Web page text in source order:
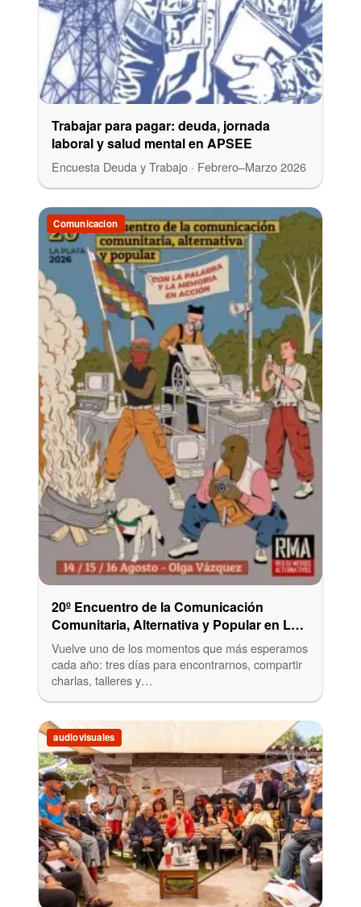
Trabajar para pagar: deuda, jornada
laboral y salud mental en APSEE
Encuesta Deuda y Trabajo · Febrero–Marzo 2026
Comunicacion
20º Encuentro de la Comunicación
Comunitaria, Alternativa y Popular en La
Plata
Vuelve uno de los momentos que más esperamos
cada año: tres días para encontrarnos, compartir
charlas, talleres y…
audiovisuales